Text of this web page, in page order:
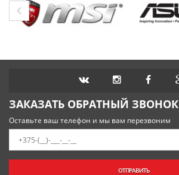
ЗАКАЗАТЬ ОБРАТНЫЙ ЗВОНОК
Оставьте ваш телефон и мы вам перезвоним
ОТПРАВИТЬ